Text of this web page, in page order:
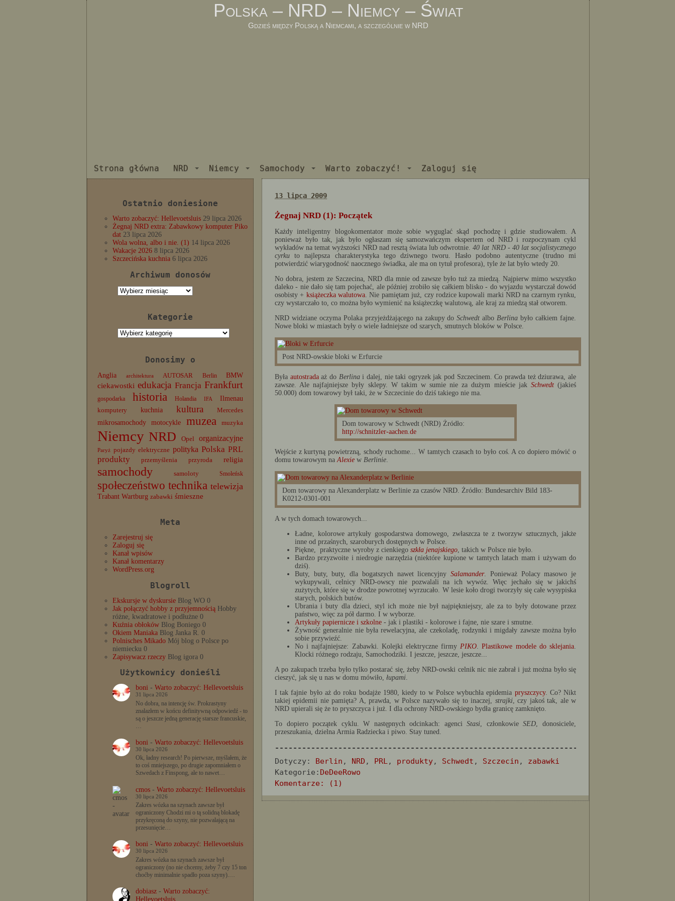
Polska – NRD – Niemcy – Świat
Gdzieś między Polską a Niemcami, a szczególnie w NRD
Strona główna NRD Niemcy Samochody Warto zobaczyć! Zaloguj się
Ostatnio doniesione
Warto zobaczyć: Hellevoetsluis 29 lipca 2026
Żegnaj NRD extra: Zabawkowy komputer Piko
dat 23 lipca 2026
Wola wolna, albo i nie. (1) 14 lipca 2026
Wakacje 2026 8 lipca 2026
Szczecińska kuchnia 6 lipca 2026
Archiwum donosów
Archiwum
Kategorie
Kategorie
Donosimy o
Anglia architektura AUTOSAR Berlin BMW
ciekawostki edukacja Francja Frankfurt
gospodarka historia Holandia IFA
Ilmenau
komputery
kuchnia kultura Mercedes
mikrosamochody motocykle muzea muzyka
Niemcy NRD Opel organizacyjne
Paryż pojazdy elektryczne polityka Polska PRL
produkty
przemyślenia przyroda religia
samochody samoloty Smoleńsk
społeczeństwo technika telewizja
Trabant Wartburg zabawki śmieszne
Meta
Zarejestruj się
Zaloguj się
Kanał wpisów
Kanał komentarzy
WordPress.org
Blogroll
Ekskursje w dyskursie Blog WO 0
Jak połączyć hobby z przyjemnością Hobby
różne, kwadratowe i podłużne 0
Kuźnia obłoków Blog Boniego 0
Okiem Maniaka Blog Janka R. 0
Polnisches Mikado Mój blog o Polsce po
niemiecku 0
Zapisywacz rzeczy Blog igora 0
Użytkownicy donieśli
boni- Warto zobaczyć: Hellevoetsluis
31 lipca 2026
No dobra, na intencję św. Prokrastyny
znalazłem w końcu definitywną odpowiedź - to
są o jeszcze jedną generację starsze francuskie,
…
boni- Warto zobaczyć: Hellevoetsluis
30 lipca 2026
Ok, ładny research! Po pierwsze, myślałem, że
to coś mniejszego, po drugie zapomniałem o
Szwedach z Finspong, ale to nawet…
cmos- Warto zobaczyć: Hellevoetsluis
30 lipca 2026
Zakres wózka na szynach zawsze był
ograniczony Chodzi mi o tą solidną blokadę
przykręconą do szyny, nie pozwalającą na
przesunięcie…
boni- Warto zobaczyć: Hellevoetsluis
30 lipca 2026
Zakres wózka na szynach zawsze był
ograniczony (no nie chcemy, żeby 7 czy 15 ton
choćby minimalnie spadło poza szyny).…
dobiasz- Warto zobaczyć:
Hellevoetsluis
13 lipca 2009
Żegnaj NRD (1): Początek
Każdy inteligentny blogokomentator może sobie wyguglać skąd pochodzę i gdzie studiowałem. A
ponieważ było tak, jak było ogłaszam się samozwańczym ekspertem od NRD i rozpoczynam cykl
wykładów na temat wyższości NRD nad resztą świata lub odwrotnie.40 lat NRD - 40 lat socjalistycznego
cyrku to najlepsza charakterystyka tego dziwnego tworu. Hasło podobno autentyczne (trudno mi
potwierdzić wiarygodność naocznego świadka, ale ma on tytuł profesora), tyle że lat było wtedy 20.
No dobra, jestem ze Szczecina, NRD dla mnie od zawsze było tuż za miedzą. Najpierw mimo wszystko
daleko - nie dało się tam pojechać, ale później zrobiło się całkiem blisko - do wyjazdu wystarczał dowód
osobisty + książeczka walutowa. Nie pamiętam już, czy rodzice kupowali marki NRD na czarnym rynku,
czy wystarczało to, co można było wymienić na książeczkę walutową, ale kraj za miedzą stał otworem.
NRD widziane oczyma Polaka przyjeżdżającego na zakupy doSchwedt alboBerlina było całkiem fajne.
Nowe bloki w miastach były o wiele ładniejsze od szarych, smutnych bloków w Polsce.
Post NRD-owskie bloki w Erfurcie
Była autostradaaż do Berlinai dalej, nie taki ogryzek jak pod Szczecinem. Co prawda też dziurawa, ale
zawsze. Ale najfajniejsze były sklepy. W takim w sumie nie za dużym mieście jak Schwedt(jakieś
50.000) dom towarowy był taki, że w Szczecinie do dziś takiego nie ma.
Dom towarowy w Schwedt (NRD) Żródło:
http://schnitzler-aachen.de
Wejście z kurtyną powietrzną, schody ruchome... W tamtych czasach to było coś. A co dopiero mówić o
domu towarowym naAlexie w Berlinie.
Dom towarowy na Alexanderplatz w Berlinie za czasów NRD. Żródło: Bundesarchiv Bild 183-
K0212-0301-001
A w tych domach towarowych...
Ładne, kolorowe artykuły gospodarstwa domowego, zwłaszcza te z tworzyw sztucznych, jakże
inne od przaśnych, szaroburych dostępnych w Polsce.
Piękne, praktyczne wyroby z cienkiego szkła jenajskiego, takich w Polsce nie było.
Bardzo przyzwoite i niedrogie narzędzia (niektóre kupione w tamtych latach mam i używam do
dziś).
Buty, buty, buty, dla bogatszych nawet licencyjnySalamander. Ponieważ Polacy masowo je
wykupywali, celnicy NRD-owscy nie pozwalali na ich wywóz. Więc jechało się w jakichś
zużytych, które się w drodze powrotnej wyrzucało. W lesie koło drogi tworzyły się całe wysypiska
starych, polskich butów.
Ubrania i buty dla dzieci, styl ich może nie był najpiękniejszy, ale za to były dotowane przez
państwo, więc za pół darmo. I w wyborze.
Artykuły papiernicze i szkolne - jak i plastiki - kolorowe i fajne, nie szare i smutne.
Żywność generalnie nie była rewelacyjna, ale czekoladę, rodzynki i migdały zawsze można było
sobie przywieźć.
No i najfajniejsze: Zabawki. Kolejki elektryczne firmyPIKO.Plastikowe modele do sklejania.
Klocki różnego rodzaju, Samochodziki. I jeszcze, jeszcze, jeszcze...
A po zakupach trzeba było tylko postarać się, żeby NRD-owski celnik nic nie zabrał i już można było się
cieszyć, jak się u nas w domu mówiło, łupami.
I tak fajnie było aż do roku bodajże 1980, kiedy to w Polsce wybuchła epidemia pryszczycy. Co? Nikt
takiej epidemii nie pamięta? A, prawda, w Polsce nazywało się to inaczej, strajki, czy jakoś tak, ale w
NRD upierali się że to pryszczyca i już. I dla ochrony NRD-owskiego bydła granicę zamknięto.
To dopiero początek cyklu. W następnych odcinkach: agenciStasi, członkowieSED, donosiciele,
przeszukania, dzielna Armia Radziecka i piwo. Stay tuned.
Dotyczy: Berlin , NRD , PRL, produkty, Schwedt , Szczecin , zabawki
Kategorie: DeDeeRowo
Komentarze: (1)